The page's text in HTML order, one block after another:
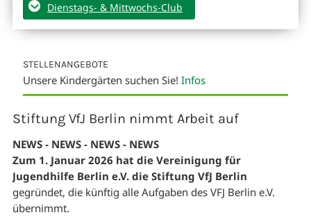
Dienstags- & Mittwochs-Club
STELLENANGEBOTE
Unsere Kindergärten suchen Sie! Infos
Stiftung VfJ Berlin nimmt Arbeit auf
NEWS - NEWS - NEWS - NEWS
Zum 1. Januar 2026 hat die Vereinigung für
Jugendhilfe Berlin e.V. die Stiftung VfJ Berlin
gegründet, die künftig alle Aufgaben des VFJ Berlin e.V.
übernimmt.